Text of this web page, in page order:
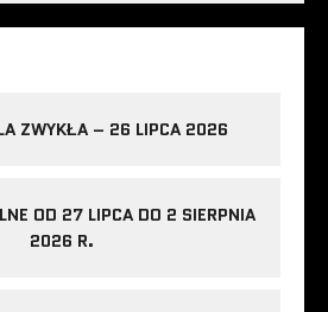
ZWYKŁA – 26 LIPCA 2026
OD 27 LIPCA DO 2 SIERPNIA
2026 R.